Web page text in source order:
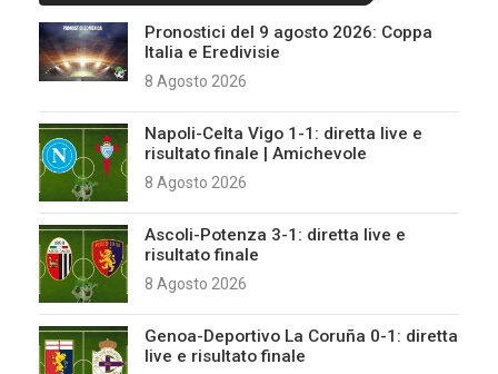
Pronostici del 9 agosto 2026: Coppa
Italia e Eredivisie
8 Agosto 2026
Napoli-Celta Vigo 1-1: diretta live e
risultato finale | Amichevole
8 Agosto 2026
Ascoli-Potenza 3-1: diretta live e
risultato finale
8 Agosto 2026
Genoa-Deportivo La Coruña 0-1: diretta
live e risultato finale